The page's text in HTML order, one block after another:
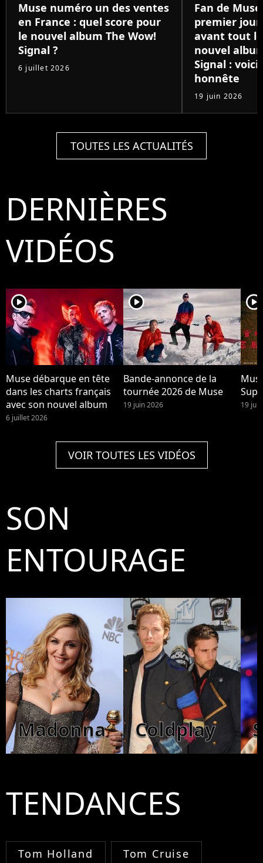
Muse numéro un des ventes
en France : quel score pour
le nouvel album The Wow!
Signal ?
6 juillet 2026
Fan de
premier
avant tout
nouvel
Signal : voici
honnête
19 juin 2026
TOUTES LES ACTUALITÉS
DERNIÈRES
VIDÉOS
player2
Muse débarque en tête
dans les charts français
avec son nouvel album
6 juillet 2026
player2
Bande-annonce de la
tournée 2026 de Muse
19 juin 2026
player2
19
VOIR TOUTES LES VIDÉOS
SON
ENTOURAGE
Madonna Coldplay
TENDANCES
Tom Holland Tom Cruise